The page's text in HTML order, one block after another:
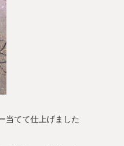
当てて仕上げました